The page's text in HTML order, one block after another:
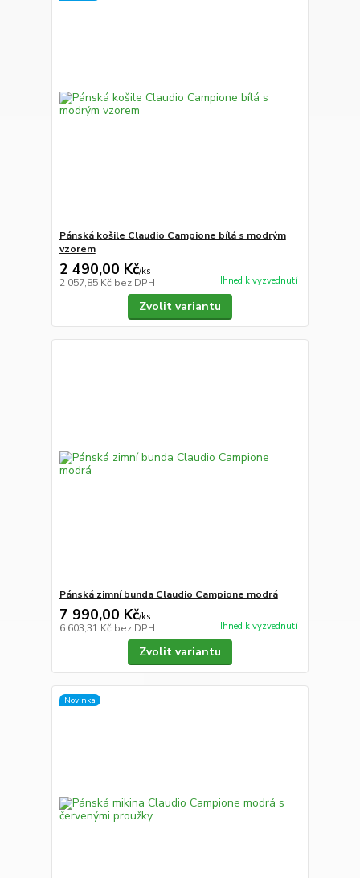
Pánská košile Claudio Campione bílá s modrým
vzorem
2 490,00 Kč/ks
2 057,85 Kč bez DPH Ihned k vyzvednutí
Zvolit variantu
Pánská zimní bunda Claudio Campione modrá
7 990,00 Kč/ks
6 603,31 Kč bez DPH Ihned k vyzvednutí
Zvolit variantu
Novinka